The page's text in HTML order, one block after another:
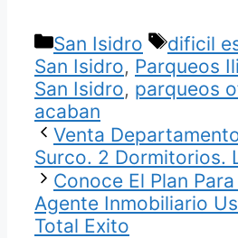
Categorías
San Isidro
dificil
San Isidro, Parqueos
San Isidro, parqueos
acaban
Venta
Surco. 2 Dormitorios.
Conoce El Plan
Agente Inmobiliario
Total Exito